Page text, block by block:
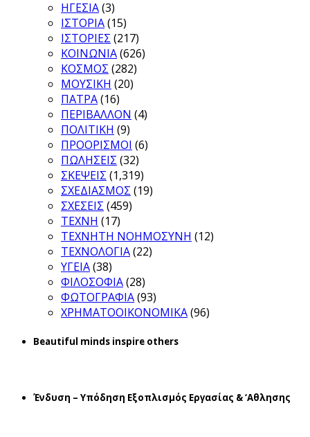
ΗΓΕΣΙΑ(3)
ΙΣΤΟΡΙΑ(15)
ΙΣΤΟΡΙΕΣ (217)
ΚΟΙΝΩΝΙΑ(626)
ΚΟΣΜΟΣ (282)
ΜΟΥΣΙΚΗ (20)
ΠΑΤΡΑ(16)
ΠΕΡΙΒΑΛΛΟΝ (4)
ΠΟΛΙΤΙΚΗ (9)
ΠΡΟΟΡΙΣΜΟΙ (6)
ΠΩΛΗΣΕΙΣ (32)
ΣΚΕΨΕΙΣ (1,319)
ΣΧΕΔΙΑΣΜΟΣ (19)
ΣΧΕΣΕΙΣ (459)
ΤΕΧΝΗ (17)
ΤΕΧΝΗΤΗ ΝΟΗΜΟΣΥΝΗ (12)
ΤΕΧΝΟΛΟΓΙΑ(22)
ΥΓΕΙΑ(38)
ΦΙΛΟΣΟΦΙΑ(28)
ΦΩΤΟΓΡΑΦΙΑ(93)
ΧΡΗΜΑΤΟΟΙΚΟΝΟΜΙΚΑ(96)
Beautiful minds inspire others
Ένδυση – Υπόδηση Εξοπλισμός Εργασίας & ‘Aθλησης